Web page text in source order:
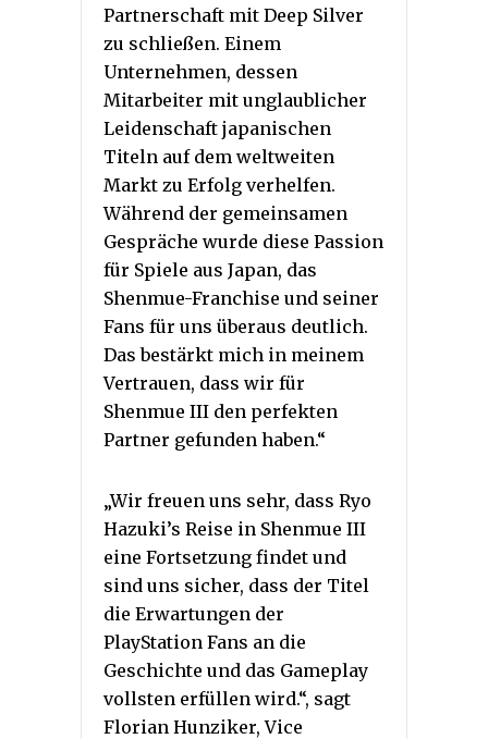
Partnerschaft mit Deep Silver
zu schließen. Einem
Unternehmen, dessen
Mitarbeiter mit unglaublicher
Leidenschaft japanischen
Titeln auf dem weltweiten
Markt zu Erfolg verhelfen.
Während der gemeinsamen
Gespräche wurde diese Passion
für Spiele aus Japan, das
Shenmue-Franchise und seiner
Fans für uns überaus deutlich.
Das bestärkt mich in meinem
Vertrauen, dass wir für
Shenmue III den perfekten
Partner gefunden haben.“
„Wir freuen uns sehr, dass Ryo
Hazuki’s Reise in Shenmue III
eine Fortsetzung findet und
sind uns sicher, dass der Titel
die Erwartungen der
PlayStation Fans an die
Geschichte und das Gameplay
vollsten erfüllen wird.“, sagt
Florian Hunziker, Vice